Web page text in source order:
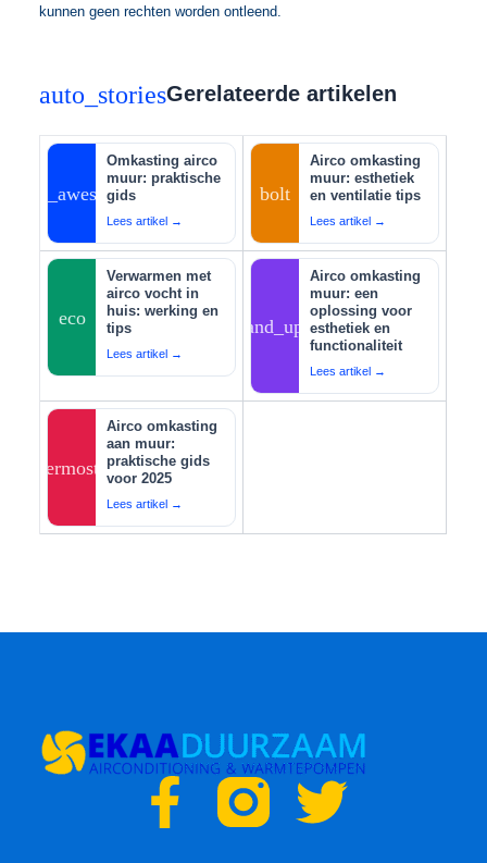
kunnen geen rechten worden ontleend.
auto_storiesGerelateerde artikelen
auto_awesome
Omkasting airco
muur: praktische
gids
Lees artikel →
bolt
Airco omkasting
muur: esthetiek
en ventilatie tips
Lees artikel →
eco
Verwarmen met
airco vocht in
huis: werking en
tips
Lees artikel →
tips_and_updates
Airco omkasting
muur: een
oplossing voor
esthetiek en
functionaliteit
Lees artikel →
thermostat
Airco omkasting
aan muur:
praktische gids
voor 2025
Lees artikel →
F
T